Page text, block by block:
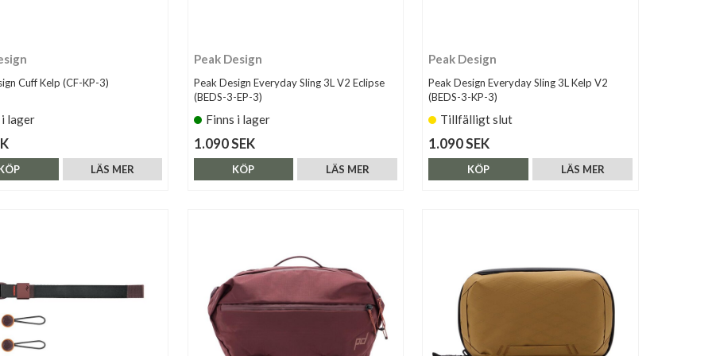
Cuff Kelp (CF-KP-3)
lager
LÄS MER
Peak Design
Peak Design Everyday Sling 3L V2 Eclipse
(BEDS-3-EP-3)
Finns i lager
1.090 SEK
LÄS MER
KÖP
Peak Design
Peak Design Everyday Sling 3L Kelp V2
(BEDS-3-KP-3)
Tillfälligt slut
1.090 SEK
LÄS MER
KÖP